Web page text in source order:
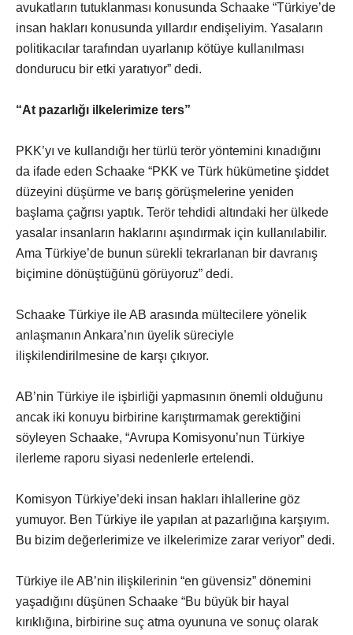
avukatların tutuklanması konusunda Schaake “Türkiye’de
insan hakları konusunda yıllardır endişeliyim. Yasaların
politikacılar tarafından uyarlanıp kötüye kullanılması
dondurucu bir etki yaratıyor” dedi.
“At pazarlığı ilkelerimize ters”
PKK’yı ve kullandığı her türlü terör yöntemini kınadığını
da ifade eden Schaake “PKK ve Türk hükümetine şiddet
düzeyini düşürme ve barış görüşmelerine yeniden
başlama çağrısı yaptık. Terör tehdidi altındaki her ülkede
yasalar insanların haklarını aşındırmak için kullanılabilir.
Ama Türkiye’de bunun sürekli tekrarlanan bir davranış
biçimine dönüştüğünü görüyoruz” dedi.
Schaake Türkiye ile AB arasında mültecilere yönelik
anlaşmanın Ankara’nın üyelik süreciyle
ilişkilendirilmesine de karşı çıkıyor.
AB’nin Türkiye ile işbirliği yapmasının önemli olduğunu
ancak iki konuyu birbirine karıştırmamak gerektiğini
söyleyen Schaake, “Avrupa Komisyonu’nun Türkiye
ilerleme raporu siyasi nedenlerle ertelendi.
Komisyon Türkiye’deki insan hakları ihlallerine göz
yumuyor. Ben Türkiye ile yapılan at pazarlığına karşıyım.
Bu bizim değerlerimize ve ilkelerimize zarar veriyor” dedi.
Türkiye ile AB’nin ilişkilerinin “en güvensiz” dönemini
yaşadığını düşünen Schaake “Bu büyük bir hayal
kırıklığına, birbirine suç atma oyununa ve sonuç olarak